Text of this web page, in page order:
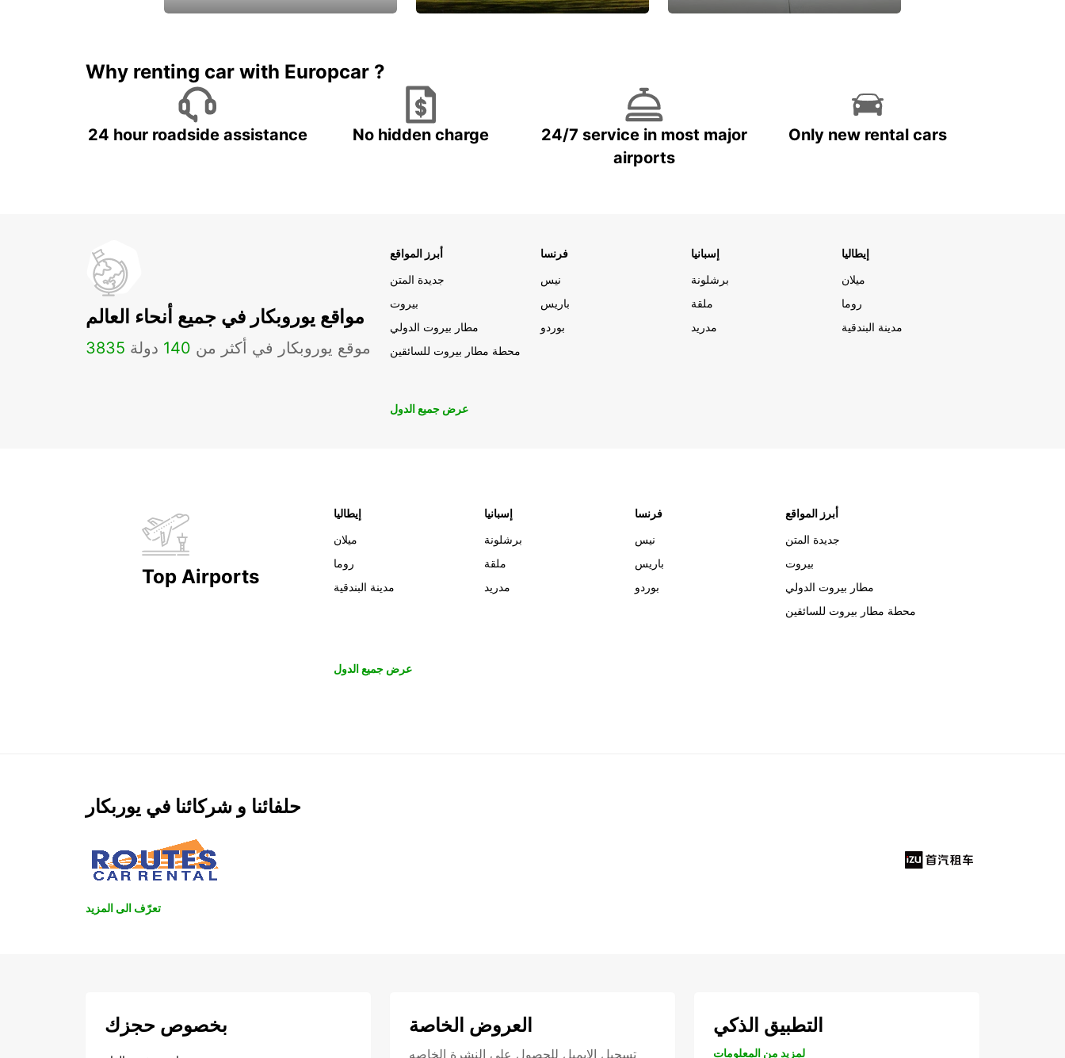
Why renting car with Europcar ?
24 hour roadside assistance No hidden charge
24/7 service in most major
airports
Only new rental cars
مواقع يوروبكار في جميع أنحاء العالم
3835 موقع يوروبكار في أكثر من 140 دولة
أبرز المواقع
جديدة المتن
بيروت
مطار بيروت الدولي
محطة مطار بيروت للسائقين
فرنسا
نيس
باريس
بوردو
إسبانيا
برشلونة
ملقة
مدريد
إيطاليا
ميلان
روما
مدينة البندقية
عرض جميع الدول
Top Airports
إيطاليا
ميلان
روما
مدينة البندقية
إسبانيا
برشلونة
ملقة
مدريد
فرنسا
نيس
باريس
بوردو
أبرز المواقع
جديدة المتن
بيروت
مطار بيروت الدولي
محطة مطار بيروت للسائقين
عرض جميع الدول
حلفائنا و شركائنا في يوربكار
تعرّف الى المزيد
بخصوص حجزك العروض الخاصة
تسجيل الايميل للحصول علي النشرة الخاصه
التطبيق الذكي
لمزيد من المعلومات